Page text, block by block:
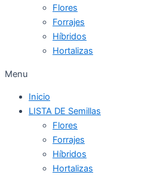
Flores
Forrajes
Híbridos
Hortalizas
Menu
Inicio
LISTA DE Semillas
Flores
Forrajes
Híbridos
Hortalizas